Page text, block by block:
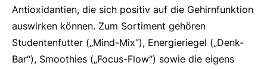
Antioxidantien, die sich positiv auf die Gehirnfunktion
auswirken können. Zum Sortiment gehören
Studentenfutter („Mind-Mix“), Energieriegel („Denk-
Bar“), Smoothies („Focus-Flow“) sowie die eigens